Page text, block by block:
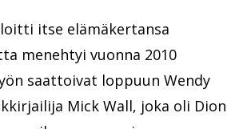
itse elämäkertansa
menehtyi vuonna 2010
saattoivat loppuun Wendy
Mick Wall, joka oli Dion